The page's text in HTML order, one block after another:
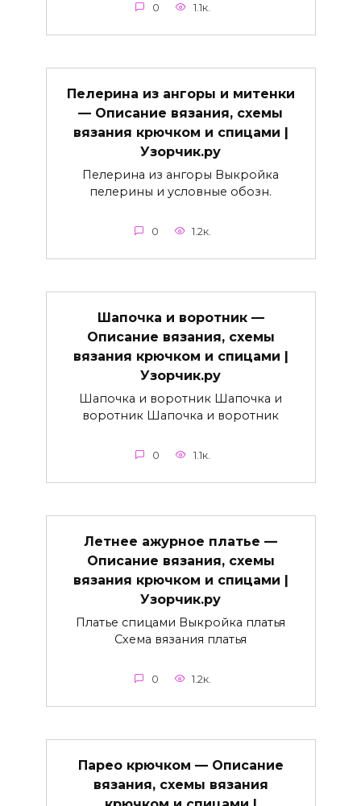
0 1.1к.
Пелерина из ангоры и митенки
— Описание вязания, схемы
вязания крючком и спицами |
Узорчик.ру
Пелерина из ангоры Выкройка
пелерины и условные обозн.
0 1.2к.
Шапочка и воротник —
Описание вязания, схемы
вязания крючком и спицами |
Узорчик.ру
Шапочка и воротник Шапочка и
воротник Шапочка и воротник
0 1.1к.
Летнее ажурное платье —
Описание вязания, схемы
вязания крючком и спицами |
Узорчик.ру
Платье спицами Выкройка платья
Схема вязания платья
0 1.2к.
Парео крючком — Описание
вязания, схемы вязания